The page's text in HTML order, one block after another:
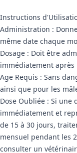
Instructions
Administration :
même date chaque
Dosage : Doit être
immédiatement après
Age Requis : Sans
ainsi que pour les
Dose Oubliée : Si
immédiatement et
de 15 à 30 jours,
mensuel pendant les
consulter un